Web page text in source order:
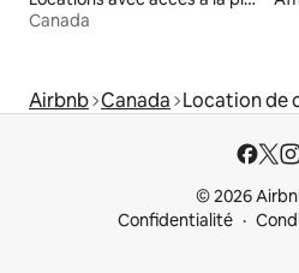
Canada
Airbnb Canada Location de
© 2026
Confidentialité